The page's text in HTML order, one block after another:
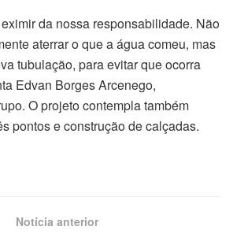
da nossa responsabilidade. Não
aterrar o que a água comeu, mas
tubulação, para evitar que ocorra
Edvan Borges Arcenego,
O projeto contempla também
pontos e construção de calçadas.
Notícia anterior